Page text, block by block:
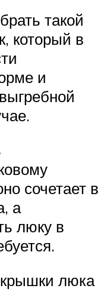
такой
который в
и
сочетает в
а
люку в
люка